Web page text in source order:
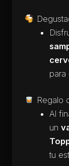
para
Regalo
Al
un
tu